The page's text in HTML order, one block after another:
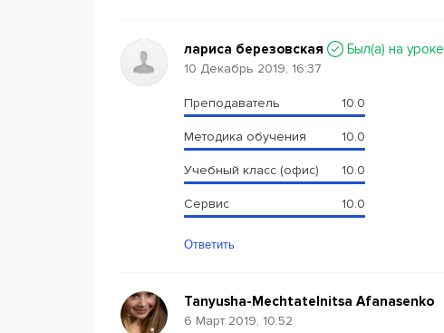
лариса березовская Был(a) на уроке
10 Декабрь 2019, 16:37
Преподаватель 10.0
Методика обучения 10.0
Учебный класс (офис) 10.0
Сервис 10.0
Ответить
Tanyusha-Mechtatelnitsa Afanasenko
6 Март 2019, 10:52